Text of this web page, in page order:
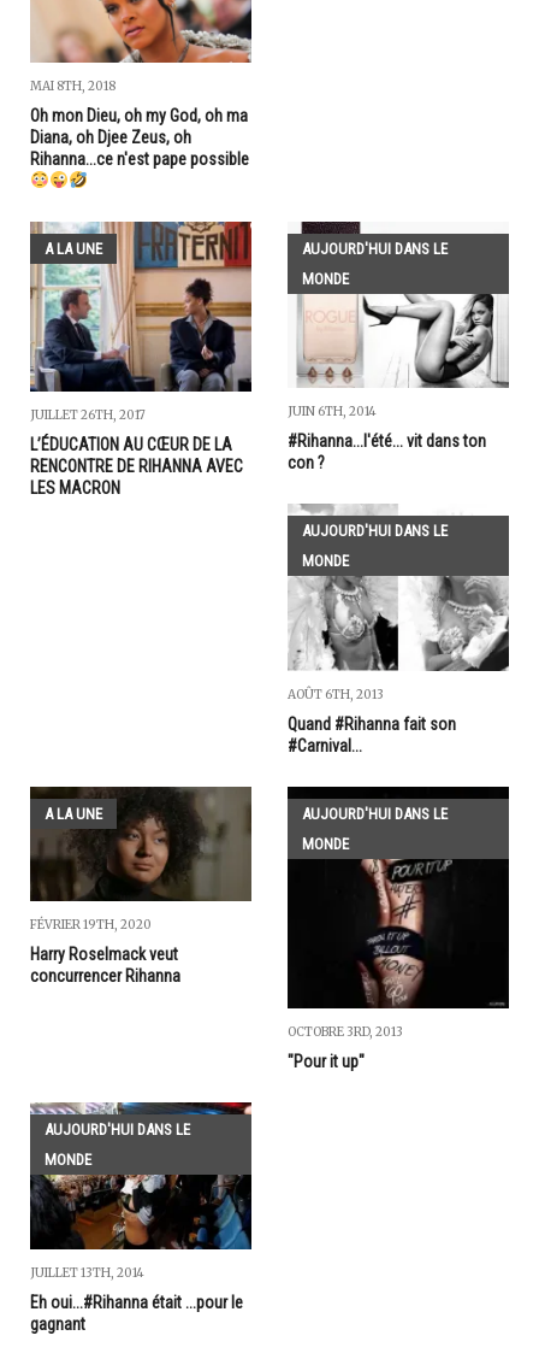
MAI 8TH, 2018
Oh mon Dieu, oh my God, oh ma
Diana, oh Djee Zeus, oh
Rihanna...ce n'est pape possible
A LA UNE
JUILLET 26TH, 2017
L’ÉDUCATION AU CŒUR DE LA
RENCONTRE DE RIHANNA AVEC
LES MACRON
AUJOURD'HUI DANS LE
MONDE
JUIN 6TH, 2014
#Rihanna...l'été... vit dans ton
con ?
AUJOURD'HUI DANS LE
MONDE
AOÛT 6TH, 2013
Quand #Rihanna fait son
#Carnival...
A LA UNE
FÉVRIER 19TH, 2020
Harry Roselmack veut
concurrencer Rihanna
AUJOURD'HUI DANS LE
MONDE
OCTOBRE 3RD, 2013
"Pour it up"
AUJOURD'HUI DANS LE
MONDE
JUILLET 13TH, 2014
Eh oui...#Rihanna était ...pour le
gagnant